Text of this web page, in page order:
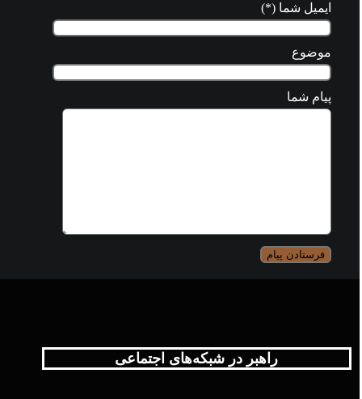
ایمیل شما (*)
موضوع
پیام شما
راهبر در شبکه‌های اجتماعی